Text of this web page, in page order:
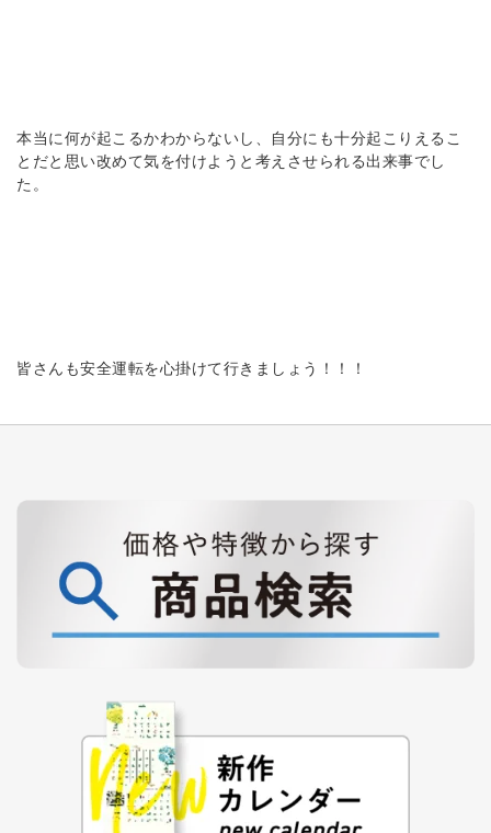
本当に何が起こるかわからないし、自分にも十分起こりえるこ
とだと思い改めて気を付けようと考えさせられる出来事でし
た。
皆さんも安全運転を心掛けて行きましょう！！！